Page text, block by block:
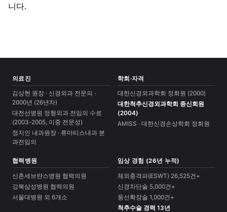
니다.
의료진
김상현 원장 · 신경외과 전문의 ·
2000년 (26년차)
대전선병원 정형외과 전임의 수료
(2003-2005, 이중 전문성)
정지인 내과원장 · 류마티스내과 분
과전임의
학회·자격
대한신경외과학회 정회원 (2000)
대한척추신경외과학회 종신회원
(2004)
AMISS · 대한신경손상학회 정회원
협력병원
신촌세브란스병원 협력의원
강북삼성병원 협력의원
서울대병원 외 6개소
임상 경험 (26년 누적)
체외충격파(ESWT) 26,525건+
신경차단술 5,000건+
풍선확장술 1,000건+
척추수술 경력 13년